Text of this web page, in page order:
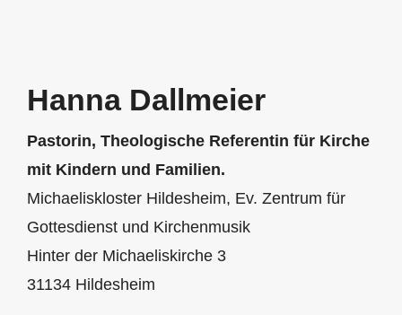
Hanna Dallmeier
Pastorin, Theologische Referentin für Kirche
mit Kindern und Familien.
Michaeliskloster Hildesheim, Ev. Zentrum für
Gottesdienst und Kirchenmusik
Hinter der Michaeliskirche 3
31134 Hildesheim